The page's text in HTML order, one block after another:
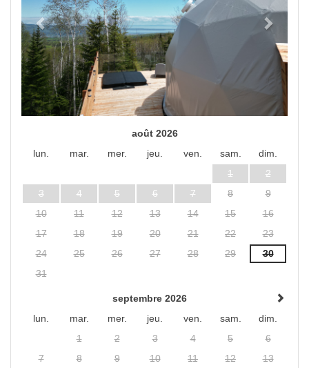
août 2026
lun.
mar. mer. jeu. ven. sam.
dim.
1
2
3
4 5 6 7 8
9
10
11 12 13 14 15
16
17
18 19 20 21 22
23
24
25 26 27 28 29
30
31
septembre 2026
lun.
mar. mer. jeu. ven. sam.
dim.
1
2 3 4 5
6
7
8 9 10 11 12
13